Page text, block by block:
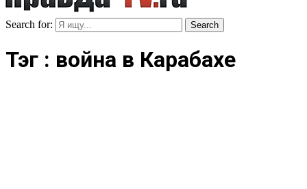
Search for: Search
Тэг : война в Карабахе